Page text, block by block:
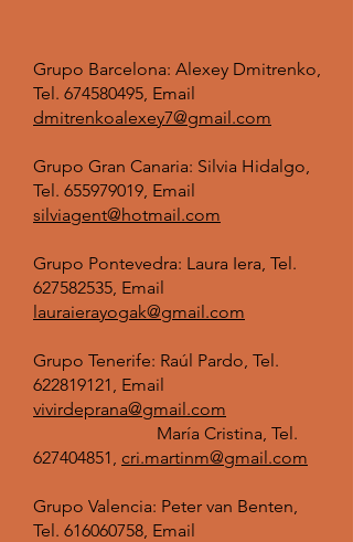
Grupo Barcelona: Alexey Dmitrenko,
Tel. 674580495, Email
dmitrenkoalexey7@gmail.com
Grupo Gran Canaria: Silvia Hidalgo,
Tel. 655979019, Email
silviagent@hotmail.com
Grupo Pontevedra: Laura Iera, Tel.
627582535, Email
lauraierayogak@gmail.com
Grupo Tenerife: Raúl Pardo, Tel.
622819121, Email
vivirdeprana@gmail.com
María Cristina, Tel.
627404851, cri.martinm@gmail.com
Grupo Valencia: Peter van Benten,
Tel. 616060758, Email